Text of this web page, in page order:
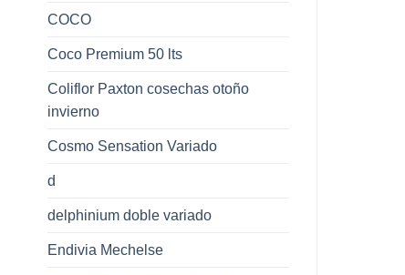
COCO
Coco Premium 50 lts
Coliflor Paxton cosechas otoño
invierno
Cosmo Sensation Variado
d
delphinium doble variado
Endivia Mechelse